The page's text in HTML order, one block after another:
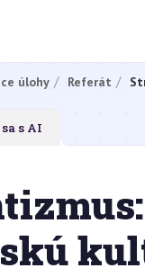
úlohy Referát
s AI